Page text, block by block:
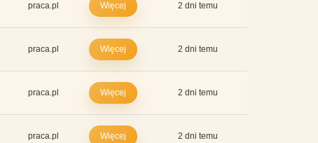
praca.pl Więcej 2 dni temu
praca.pl Więcej 2 dni temu
praca.pl Więcej 2 dni temu
praca.pl Więcej 2 dni temu